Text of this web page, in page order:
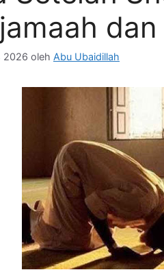
2026 oleh Abu Ubaidillah